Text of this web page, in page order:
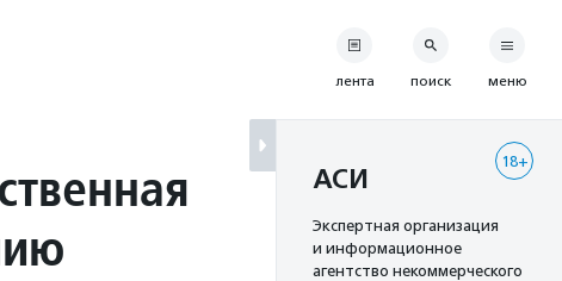
лента поиск меню
18+
АСИ
Экспертная организация
и информационное
агентство некоммерческого